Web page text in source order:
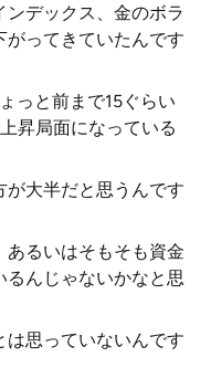
デックス、金のボラ
がってきていたんです
っと前まで15ぐらい
昇局面になっている
大半だと思うんです
あるいはそもそも資金
るんじゃないかなと思
は思っていないんです